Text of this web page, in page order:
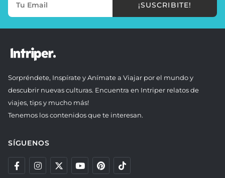
¡SUSCRIBITE!
Sorpréndete, Inspírate y Anímate a Viajar por el mundo y
descubrir nuevas culturas. Encuentra en Intriper relatos de
viajes, tips y mucho más!
Tenemos los contenidos que te interesan.
SÍGUENOS